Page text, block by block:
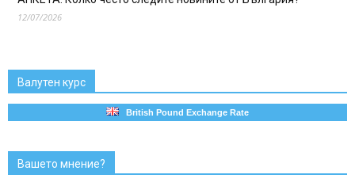
12/07/2026
Валутен курс
British Pound Exchange Rate
Вашето мнение?